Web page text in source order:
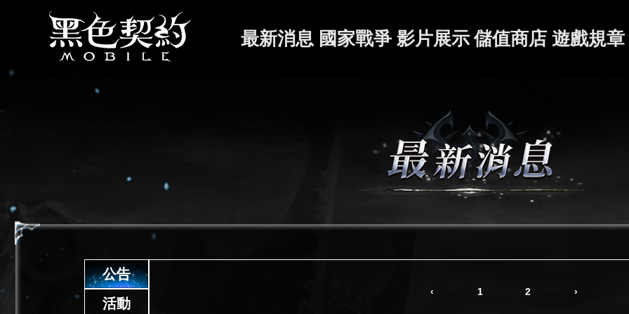
最新消息 國家戰爭 影片展示 儲值商店 遊戲規章
公告
活動
‹ 1 2 ›